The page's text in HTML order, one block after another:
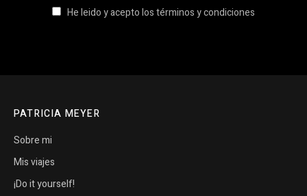
He leido y acepto los términos y condiciones
PATRICIA MEYER
Sobre mi
Mis viajes
¡Do it yourself!